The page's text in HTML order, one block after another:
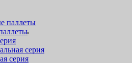
серия
серия